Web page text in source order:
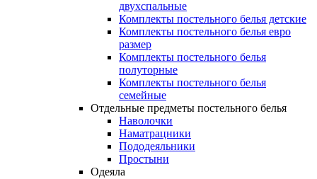
двухспальные
Комплекты постельного белья детские
Комплекты постельного белья евро
размер
Комплекты постельного белья
полуторные
Комплекты постельного белья
семейные
Отдельные предметы постельного белья
Наволочки
Наматрацники
Пододеяльники
Простыни
Одеяла